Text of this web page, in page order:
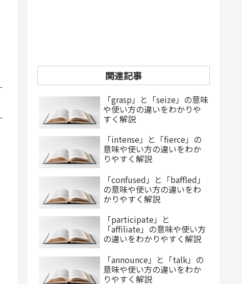
関連記事
「grasp」と「seize」の意味
や使い方の違いをわかりや
すく解説
「intense」と「fierce」の
意味や使い方の違いをわか
りやすく解説
「confused」と「baffled」
の意味や使い方の違いをわ
かりやすく解説
「participate」と
「affiliate」の意味や使い方
の違いをわかりやすく解説
「announce」と「talk」の
意味や使い方の違いをわか
りやすく解説